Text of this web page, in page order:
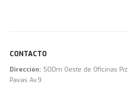
CONTACTO
Dirección: 500m Oeste de Oficinas
Pavas Av.9